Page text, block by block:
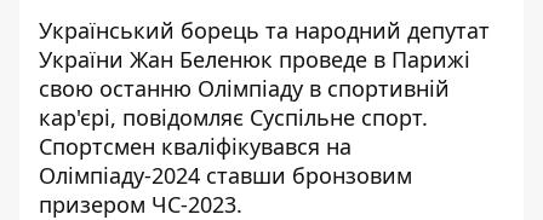
Український борець та народний депутат
України Жан Беленюк проведе в Парижі
свою останню Олімпіаду в спортивній
кар'єрі, повідомляє Суспільне спорт.
Спортсмен кваліфікувався на
Олімпіаду-2024 ставши бронзовим
призером ЧС-2023.